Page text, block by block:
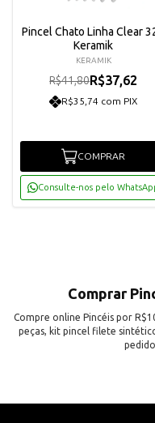
Pincel Chato Linha Clear
Keramik
KERAMIK
R$41,80R$37,62
R$35,74 com PIX
COMPRAR
Consulte-nos pelo
Comprar
Compre online Pincéis por
peças, kit pincel filete